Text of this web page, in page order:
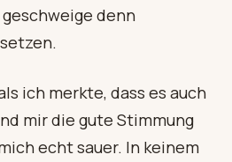
denn
ich merkte, dass es auch
mir die gute Stimmung
echt sauer. In keinem